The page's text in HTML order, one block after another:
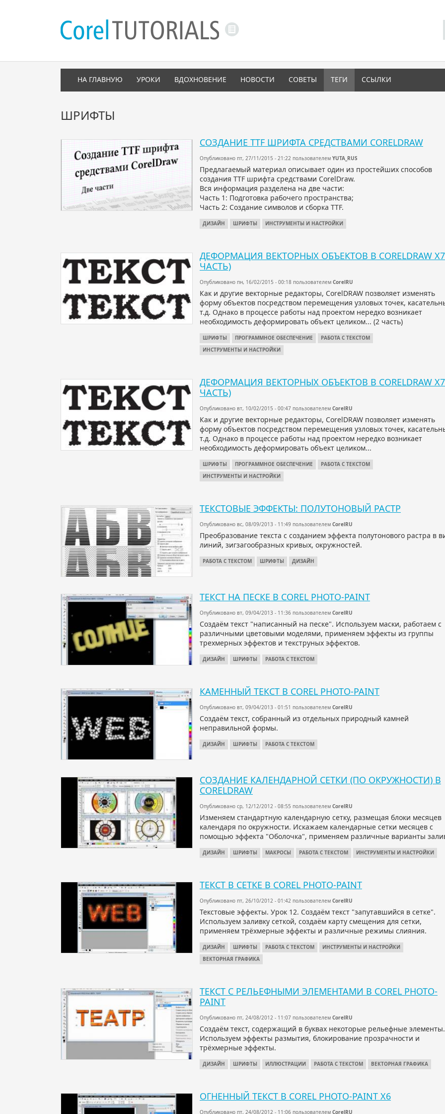
НА ГЛАВНУЮ УРОКИ ВДОХНОВЕНИЕ НОВОСТИ СОВЕТЫ ТЕГИ ССЫЛКИ
ШРИФТЫ
СОЗДАНИЕ TTF ШРИФТА СРЕДСТВАМИ CORELDRAW
Опубликовано пт, 27/11/2015 - 21:22 пользователем YUTA_RUS
Предлагаемый материал описывает один из простейших способов
создания TTF шрифта средствами CorelDraw.
Вся информация разделена на две части:
Часть 1: Подготовка рабочего пространства;
Часть 2: Создание символов и сборка TTF.
ДИЗАЙН ШРИФТЫ ИНСТРУМЕНТЫ И НАСТРОЙКИ
ДЕФОРМАЦИЯ ВЕКТОРНЫХ ОБЪЕКТОВ В CORELDRAW
ЧАСТЬ)
Опубликовано пн, 16/02/2015 - 00:18 пользователем CorelRU
Как и другие векторные редакторы, CorelDRAW позволяет изменять
форму объектов посредством перемещения узловых точек,
т.д. Однако в процессе работы над проектом нередко возникает
необходимость деформировать объект целиком... (2 часть)
ШРИФТЫ ПРОГРАММНОЕ ОБЕСПЕЧЕНИЕ
РАБОТА С ТЕКСТОМ
ИНСТРУМЕНТЫ И НАСТРОЙКИ
ДЕФОРМАЦИЯ ВЕКТОРНЫХ ОБЪЕКТОВ В CORELDRAW
ЧАСТЬ)
Опубликовано вт, 10/02/2015 - 00:47 пользователем CorelRU
Как и другие векторные редакторы, CorelDRAW позволяет изменять
форму объектов посредством перемещения узловых точек,
т.д. Однако в процессе работы над проектом нередко возникает
необходимость деформировать объект целиком...
ШРИФТЫ ПРОГРАММНОЕ ОБЕСПЕЧЕНИЕ
РАБОТА С ТЕКСТОМ
ИНСТРУМЕНТЫ И НАСТРОЙКИ
ТЕКСТОВЫЕ ЭФФЕКТЫ: ПОЛУТОНОВЫЙ РАСТР
Опубликовано вс, 08/09/2013 - 11:49 пользователем CorelRU
Преобразование текста с созданием эффекта полутонового растра в
линий, зигзагообразных кривых, окружностей.
РАБОТА С ТЕКСТОМ ШРИФТЫ ДИЗАЙН
ТЕКСТ НА ПЕСКЕ В COREL PHOTO-PAINT
Опубликовано вт, 09/04/2013 - 11:36 пользователем CorelRU
Создаём текст "написанный на песке". Используем маски, работаем с
различными цветовыми моделями, применяем эффекты из группы
трехмерных эффектов и текструных эффектов.
ДИЗАЙН ШРИФТЫ РАБОТА С ТЕКСТОМ
КАМЕННЫЙ ТЕКСТ В COREL PHOTO-PAINT
Опубликовано вт, 09/04/2013 - 01:51 пользователем CorelRU
Создаём текст, собранный из отдельных природный камней
неправильной формы.
ДИЗАЙН ШРИФТЫ РАБОТА С ТЕКСТОМ
СОЗДАНИЕ КАЛЕНДАРНОЙ СЕТКИ (ПО ОКРУЖНОСТИ) В
CORELDRAW
Опубликовано ср, 12/12/2012 - 08:55 пользователем CorelRU
Изменяем стандартную календарную сетку, размещая блоки месяцев
календаря по окружности. Искажаем календарные сетки месяцев с
помощью эффекта "Оболочка", применяем различные варианты
ДИЗАЙН ШРИФТЫ МАКРОСЫ РАБОТА С ТЕКСТОМ ИНСТРУМЕНТЫ И НАСТРОЙКИ
ТЕКСТ В СЕТКЕ В COREL PHOTO-PAINT
Опубликовано пт, 26/10/2012 - 01:42 пользователем CorelRU
Текстовые эффекты. Урок 12. Создаём текст "запутавшийся в сетке".
Используем заливку сеткой, создаём карту смещения для сетки,
применяем трёхмерные эффекты и различные режимы слияния.
ДИЗАЙН ШРИФТЫ РАБОТА С ТЕКСТОМ
ИНСТРУМЕНТЫ И НАСТРОЙКИ
ВЕКТОРНАЯ ГРАФИКА
ТЕКСТ С РЕЛЬЕФНЫМИ ЭЛЕМЕНТАМИ В COREL PHOTO-
PAINT
Опубликовано пт, 24/08/2012 - 11:07 пользователем CorelRU
Создаём текст, содержащий в буквах некоторые рельефные элементы.
Используем эффекты размытия, блокирование прозрачности и
трёхмерные эффекты.
ДИЗАЙН ШРИФТЫ ИЛЛЮСТРАЦИИ РАБОТА С ТЕКСТОМ ВЕКТОРНАЯ ГРАФИКА
ОГНЕННЫЙ ТЕКСТ В COREL PHOTO-PAINT X6
Опубликовано пт, 24/08/2012 - 11:06 пользователем CorelRU